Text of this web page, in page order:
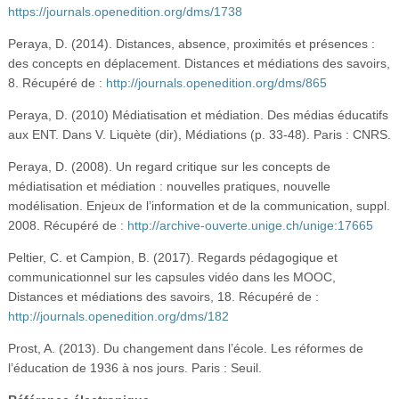
https://journals.openedition.org/dms/1738
Peraya, D. (2014). Distances, absence, proximités et présences :
des concepts en déplacement. Distances et médiations des savoirs,
8. Récupéré de : http://journals.openedition.org/dms/865
Peraya, D. (2010) Médiatisation et médiation. Des médias éducatifs
aux ENT. Dans V. Liquète (dir), Médiations (p. 33-48). Paris : CNRS.
Peraya, D. (2008). Un regard critique sur les concepts de
médiatisation et médiation : nouvelles pratiques, nouvelle
modélisation. Enjeux de l’information et de la communication, suppl.
2008. Récupéré de : http://archive-ouverte.unige.ch/unige:17665
Peltier, C. et Campion, B. (2017). Regards pédagogique et
communicationnel sur les capsules vidéo dans les MOOC,
Distances et médiations des savoirs, 18. Récupéré de :
http://journals.openedition.org/dms/182
Prost, A. (2013). Du changement dans l’école. Les réformes de
l’éducation de 1936 à nos jours. Paris : Seuil.